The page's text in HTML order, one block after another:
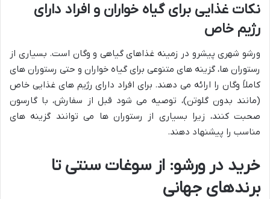
نکات غذایی برای گیاه خواران و افراد دارای
رژیم خاص
ورشو شهری پیشرو در زمینه غذاهای گیاهی و وگان است. بسیاری از
رستوران ها، گزینه های متنوعی برای گیاه خواران و حتی رستوران های
کاملاً وگان را ارائه می دهند. برای افراد دارای رژیم های غذایی خاص
(مانند بدون گلوتن)، توصیه می شود قبل از سفارش، با گارسون
صحبت کنند، زیرا بسیاری از رستوران ها می توانند گزینه های
مناسب را پیشنهاد دهند.
خرید در ورشو: از سوغات سنتی تا
برندهای جهانی